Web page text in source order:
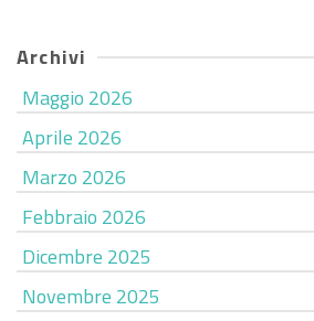
Archivi
Maggio 2026
Aprile 2026
Marzo 2026
Febbraio 2026
Dicembre 2025
Novembre 2025